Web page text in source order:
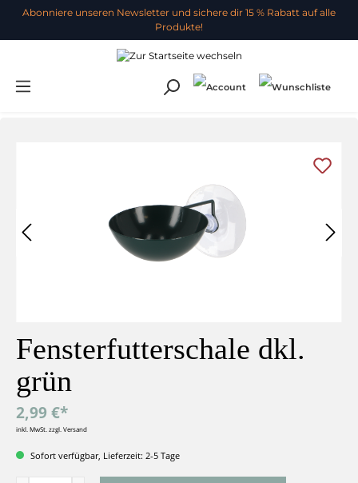
Abonniere unseren Newsletter und sichere dir 15 % Rabatt auf alle
Produkte!
Fensterfutterschale dkl.
grün
2,99 €*
inkl. MwSt. zzgl. Versand
Sofort verfügbar, Lieferzeit: 2-5 Tage